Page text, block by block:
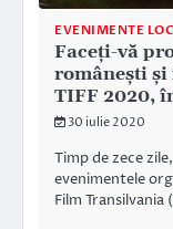
EVENIMENTE
Faceți-vă
românești și
TIFF 2020,
30 iulie 2020
Timp de zece
evenimentele
Film Transilvania